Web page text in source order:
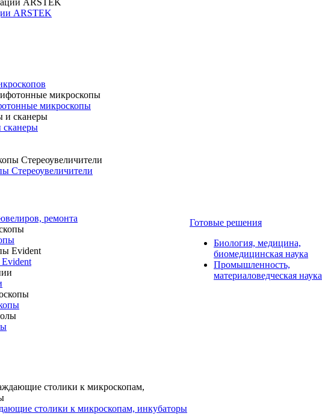
ARSTEK
микроскопы
Стереоувеличители
ремонта
столики к микроскопам, инкубаторы
Готовые решения
Биология, медицина,
биомедицинская наука
Промышленность,
материаловедческая наука